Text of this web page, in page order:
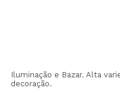
Iluminação e Bazar. Alta
decoração.